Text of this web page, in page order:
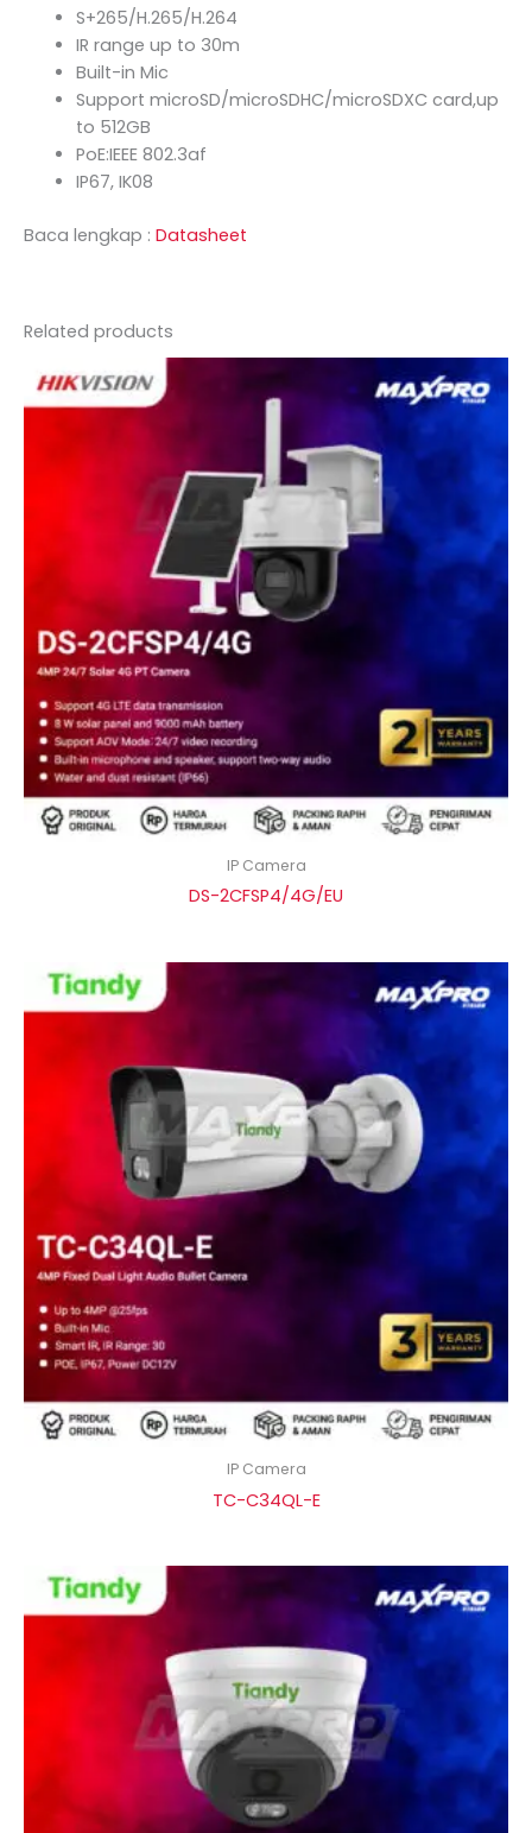
S+265/H.265/H.264
IR range up to 30m
Built-in Mic
Support microSD/microSDHC/microSDXC card,up
to 512GB
PoE:IEEE 802.3af
IP67, IK08
Baca lengkap : Datasheet
Related products
IP Camera
DS-2CFSP4/4G/EU
IP Camera
TC-C34QL-E